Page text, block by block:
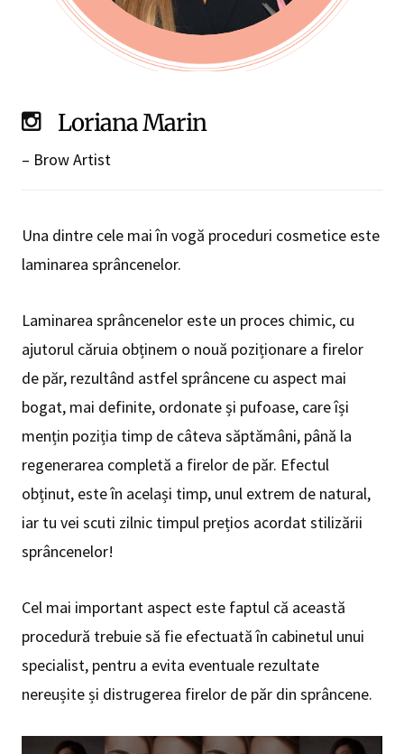
Loriana Marin
– Brow Artist
Una dintre cele mai în vogă proceduri cosmetice este
laminarea sprâncenelor.
Laminarea sprâncenelor este un proces chimic, cu
ajutorul căruia obținem o nouă poziționare a firelor
de păr, rezultând astfel sprâncene cu aspect mai
bogat, mai definite, ordonate și pufoase, care își
mențin poziția timp de câteva săptămâni, până la
regenerarea completă a firelor de păr. Efectul
obținut, este în același timp, unul extrem de natural,
iar tu vei scuti zilnic timpul prețios acordat stilizării
sprâncenelor!
Cel mai important aspect este faptul că această
procedură trebuie să fie efectuată în cabinetul unui
specialist, pentru a evita eventuale rezultate
nereușite și distrugerea firelor de păr din sprâncene.